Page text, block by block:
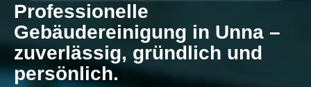
Professionelle
Gebäudereinigung in Unna –
zuverlässig, gründlich und
persönlich.